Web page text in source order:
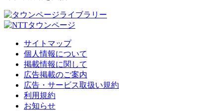
サイトマップ
個人情報について
掲載情報に関して
広告掲載のご案内
広告・サービス取扱い規約
利用規約
お知らせ